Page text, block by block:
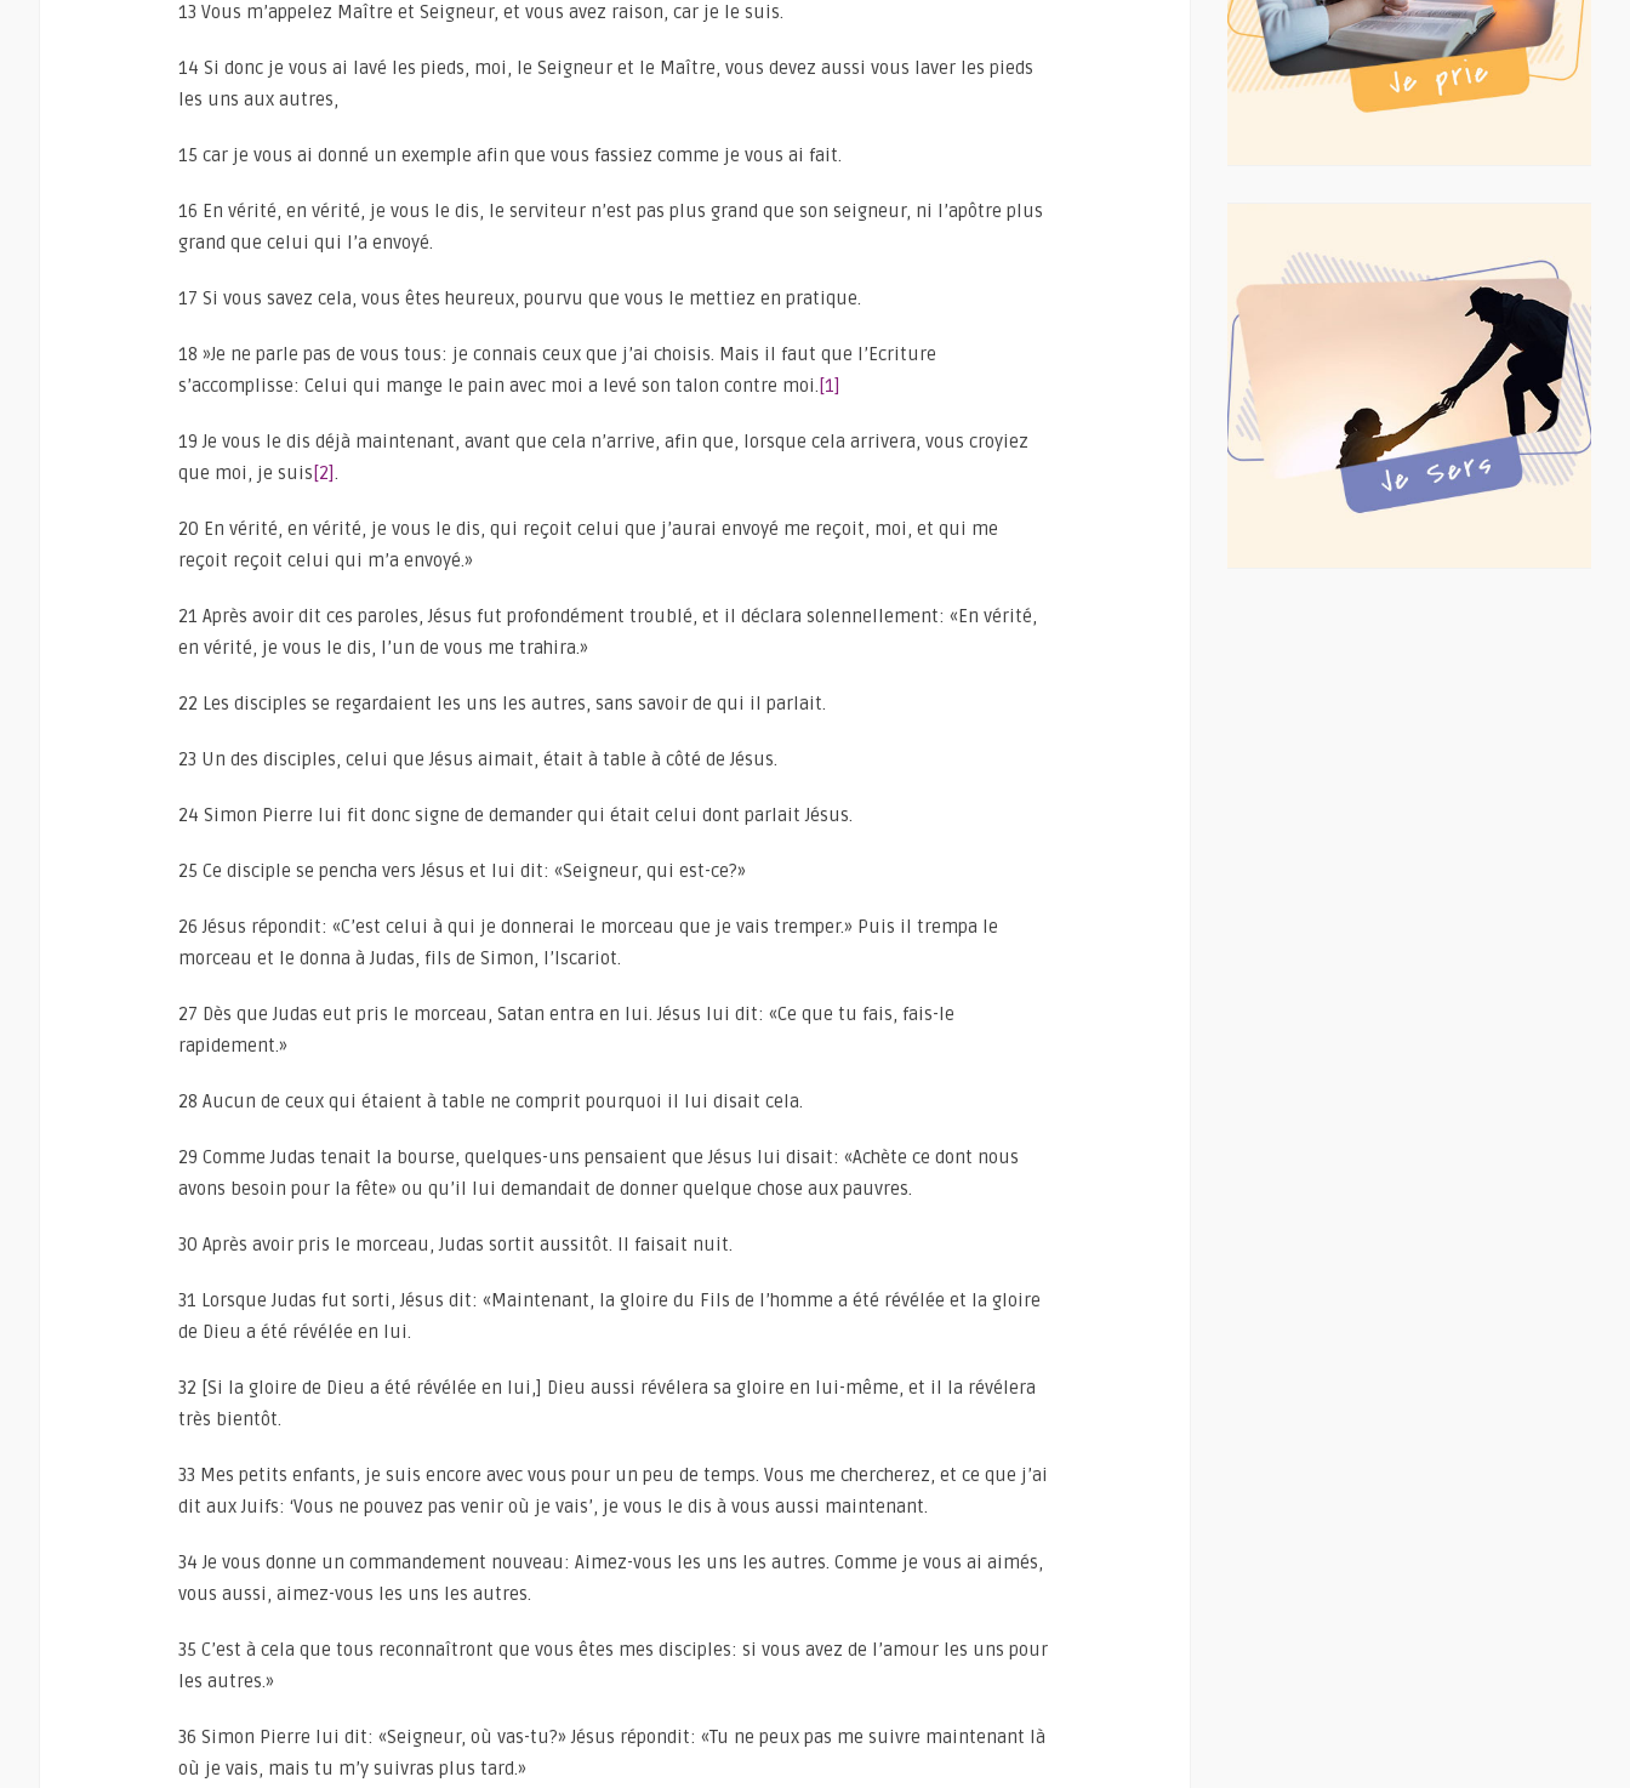
13 Vous m’appelez Maître et Seigneur, et vous avez raison, car je le suis.
14 Si donc je vous ai lavé les pieds, moi, le Seigneur et le Maître, vous devez aussi vous laver les pieds
les uns aux autres,
15 car je vous ai donné un exemple afin que vous fassiez comme je vous ai fait.
16 En vérité, en vérité, je vous le dis, le serviteur n’est pas plus grand que son seigneur, ni l’apôtre plus
grand que celui qui l’a envoyé.
17 Si vous savez cela, vous êtes heureux, pourvu que vous le mettiez en pratique.
18 »Je ne parle pas de vous tous: je connais ceux que j’ai choisis. Mais il faut que l’Ecriture
s’accomplisse: Celui qui mange le pain avec moi a levé son talon contre moi. [1]
19 Je vous le dis déjà maintenant, avant que cela n’arrive, afin que, lorsque cela arrivera, vous croyiez
que moi, je suis [2].
20 En vérité, en vérité, je vous le dis, qui reçoit celui que j’aurai envoyé me reçoit, moi, et qui me
reçoit reçoit celui qui m’a envoyé.»
21 Après avoir dit ces paroles, Jésus fut profondément troublé, et il déclara solennellement: «En vérité,
en vérité, je vous le dis, l’un de vous me trahira.»
22 Les disciples se regardaient les uns les autres, sans savoir de qui il parlait.
23 Un des disciples, celui que Jésus aimait, était à table à côté de Jésus.
24 Simon Pierre lui fit donc signe de demander qui était celui dont parlait Jésus.
25 Ce disciple se pencha vers Jésus et lui dit: «Seigneur, qui est-ce?»
26 Jésus répondit: «C’est celui à qui je donnerai le morceau que je vais tremper.» Puis il trempa le
morceau et le donna à Judas, fils de Simon, l’Iscariot.
27 Dès que Judas eut pris le morceau, Satan entra en lui. Jésus lui dit: «Ce que tu fais, fais-le
rapidement.»
28 Aucun de ceux qui étaient à table ne comprit pourquoi il lui disait cela.
29 Comme Judas tenait la bourse, quelques-uns pensaient que Jésus lui disait: «Achète ce dont nous
avons besoin pour la fête» ou qu’il lui demandait de donner quelque chose aux pauvres.
30 Après avoir pris le morceau, Judas sortit aussitôt. Il faisait nuit.
31 Lorsque Judas fut sorti, Jésus dit: «Maintenant, la gloire du Fils de l’homme a été révélée et la gloire
de Dieu a été révélée en lui.
32 [Si la gloire de Dieu a été révélée en lui,] Dieu aussi révélera sa gloire en lui-même, et il la révélera
très bientôt.
33 Mes petits enfants, je suis encore avec vous pour un peu de temps. Vous me chercherez, et ce que j’ai
dit aux Juifs: ‘Vous ne pouvez pas venir où je vais’, je vous le dis à vous aussi maintenant.
34 Je vous donne un commandement nouveau: Aimez-vous les uns les autres. Comme je vous ai aimés,
vous aussi, aimez-vous les uns les autres.
35 C’est à cela que tous reconnaîtront que vous êtes mes disciples: si vous avez de l’amour les uns pour
les autres.»
36 Simon Pierre lui dit: «Seigneur, où vas-tu?» Jésus répondit: «Tu ne peux pas me suivre maintenant là
où je vais, mais tu m’y suivras plus tard.»